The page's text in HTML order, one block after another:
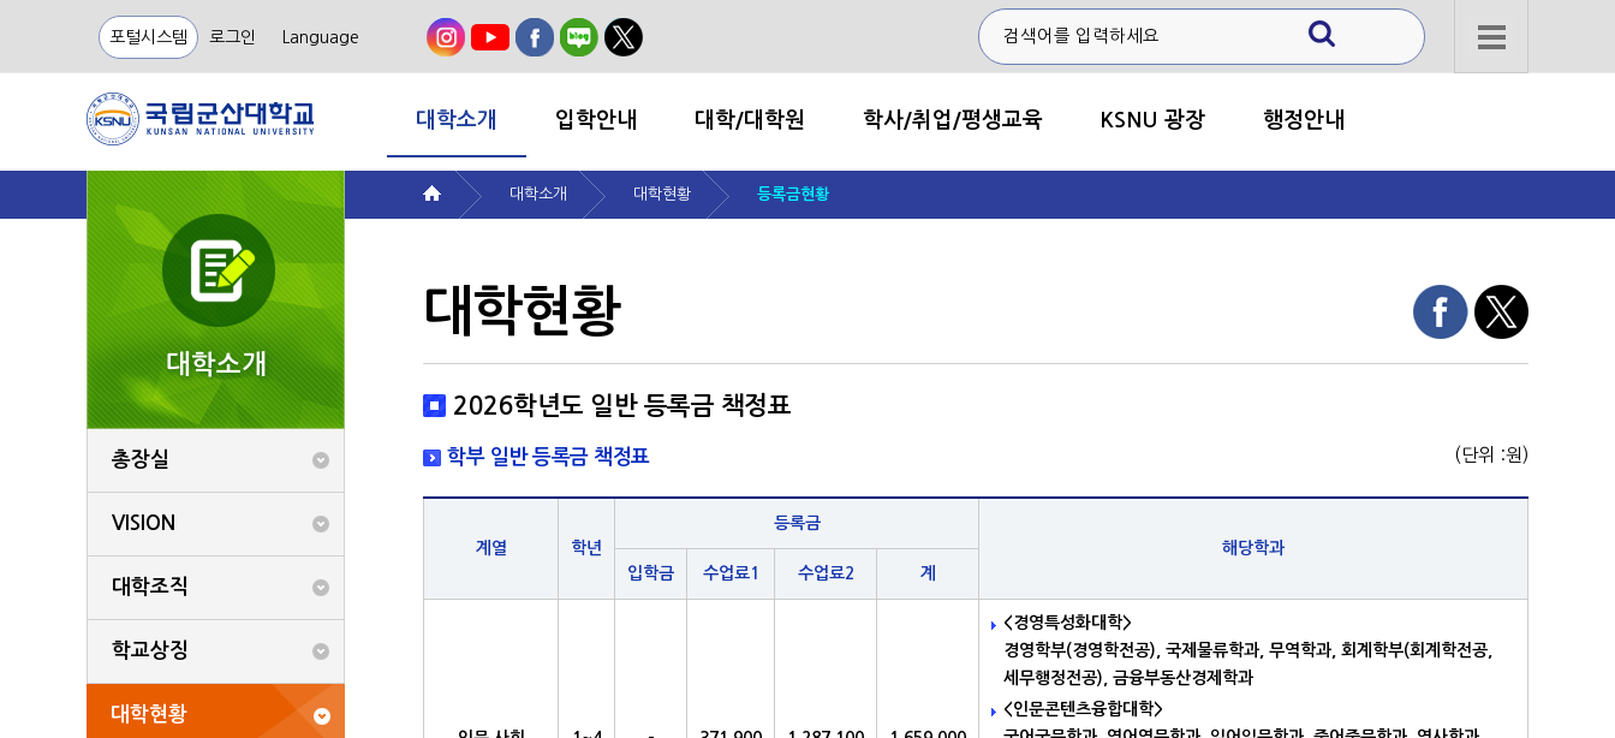
포털시스템 로그인 Language
대학소개 입학안내 대학/대학원 학사/취업/평생교육 KSNU 광장 행정안내
대학소개
총장실
VISION
대학조직
학교상징
대학현황
대학소개 대학현황 등록금현황
대학현황
2026학년도 일반 등록금 책정표
학부 일반 등록금 책정표 (단위 :원)
계열 학년
등록금
해당학과
입학금
수업료1 수업료2 계
<경영특성화대학>
경영학부(경영학전공), 국제물류학과, 무역학과, 회계학부(회계학전공,
세무행정전공), 금융부동산경제학과
<인문콘텐츠융합대학>